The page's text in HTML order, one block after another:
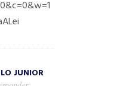
JUNIOR